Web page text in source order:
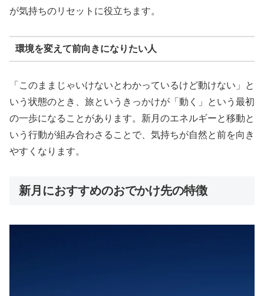
が気持ちのリセットに役立ちます。
環境を変えて前向きになりたい人
「このままじゃいけないとわかっているけど動けない」と
いう状態のとき、旅というきっかけが「動く」という最初
の一歩になることがあります。新月のエネルギーと移動と
いう行動が組み合わさることで、気持ちが自然と前を向き
やすくなります。
新月におすすめのおでかけ先の特徴